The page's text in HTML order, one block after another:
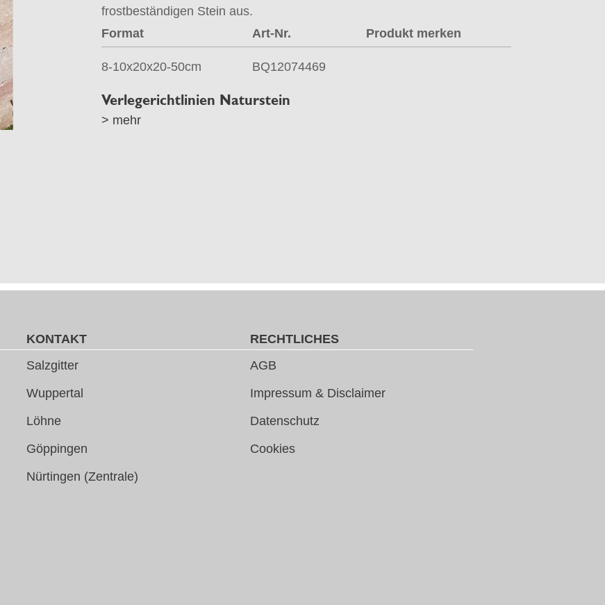
frostbeständigen Stein aus.
Format
Art-Nr. Produkt merken
8-10x20x20-50cm BQ12074469
Verlegerichtlinien Naturstein
> mehr
KONTAKT
Salzgitter
Wuppertal
Löhne
Göppingen
Nürtingen (Zentrale)
RECHTLICHES
AGB
Impressum & Disclaimer
Datenschutz
Cookies